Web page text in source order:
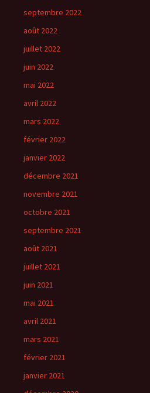
septembre 2022
août 2022
juillet 2022
juin 2022
mai 2022
avril 2022
mars 2022
février 2022
janvier 2022
décembre 2021
novembre 2021
octobre 2021
septembre 2021
août 2021
juillet 2021
juin 2021
mai 2021
avril 2021
mars 2021
février 2021
janvier 2021